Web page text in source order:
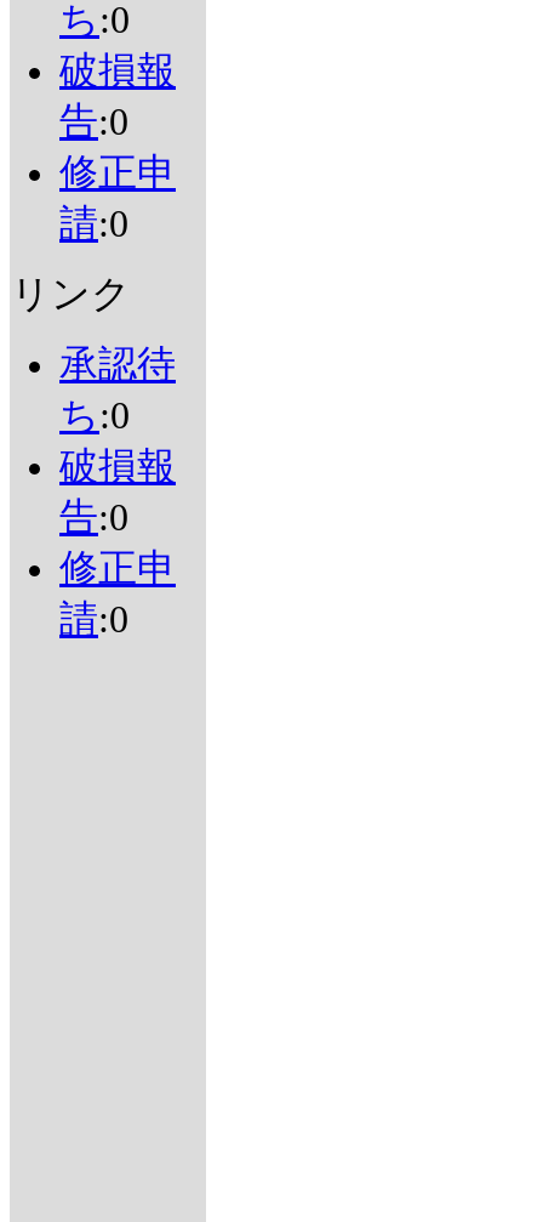
ち :0
破損報
告:0
修正申
請:0
リンク
承認待
ち :0
破損報
告:0
修正申
請:0